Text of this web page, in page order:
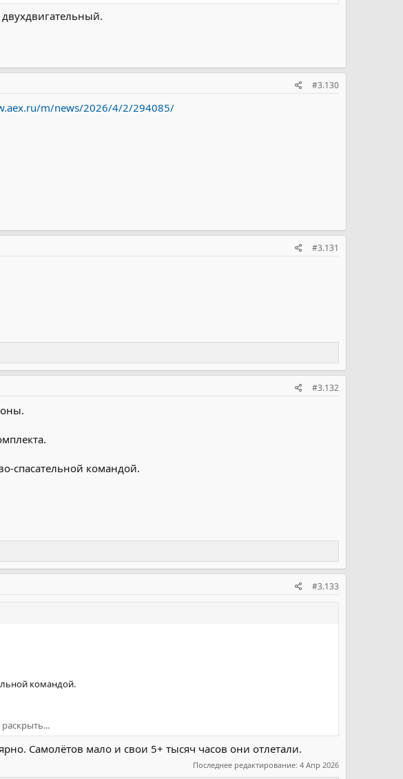
#3.130
m/news/2026/4/2/294085/
#3.131
#3.132
спасательной командой.
#3.133
командой.
Самолётов мало и свои 5+ тысяч часов они отлетали.
Последнее редактирование: 4 Апр 2026